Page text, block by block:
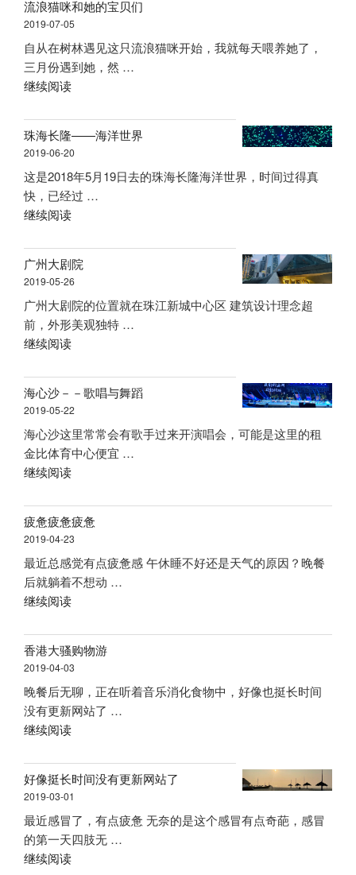
摄
——
生
活”
流浪猫咪和她的宝贝们
2019-07-05
自从在树林遇见这只流浪猫咪开始，我就每天喂养她了，
三月份遇到她，然 …
继续阅读“流
猫
咪
和
她
的
宝
们”
珠海长隆——海洋世界
2019-06-20
这是2018年5月19日去的珠海长隆海洋世界，时间过得真
快，已经过 …
继续阅读“珠
长
隆
——
海
洋
世
广州大剧院
2019-05-26
广州大剧院的位置就在珠江新城中心区 建筑设计理念超
前，外形美观独特 …
继续阅读“广
大
剧
院”
海心沙－－歌唱与舞蹈
2019-05-22
海心沙这里常常会有歌手过来开演唱会，可能是这里的租
金比体育中心便宜 …
继续阅读“海
沙
－
－
歌
唱
与
蹈”
疲惫疲惫疲惫
2019-04-23
最近总感觉有点疲惫感 午休睡不好还是天气的原因？晚餐
后就躺着不想动 …
继续阅读“疲
疲
惫
疲
惫”
香港大骚购物游
2019-04-03
晚餐后无聊，正在听着音乐消化食物中，好像也挺长时间
没有更新网站了 …
继续阅读“香
大
骚
购
物
游”
好像挺长时间没有更新网站了
2019-03-01
最近感冒了，有点疲惫 无奈的是这个感冒有点奇葩，感冒
的第一天四肢无 …
继续阅读“好